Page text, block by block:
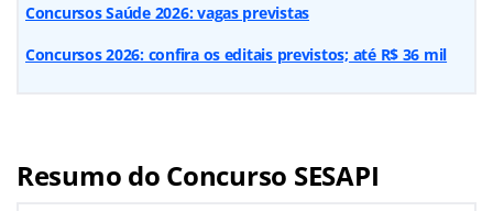
Concursos Saúde 2026: vagas previstas
Concursos 2026: confira os editais previstos; até R$ 36 mil
Resumo do Concurso SESAPI